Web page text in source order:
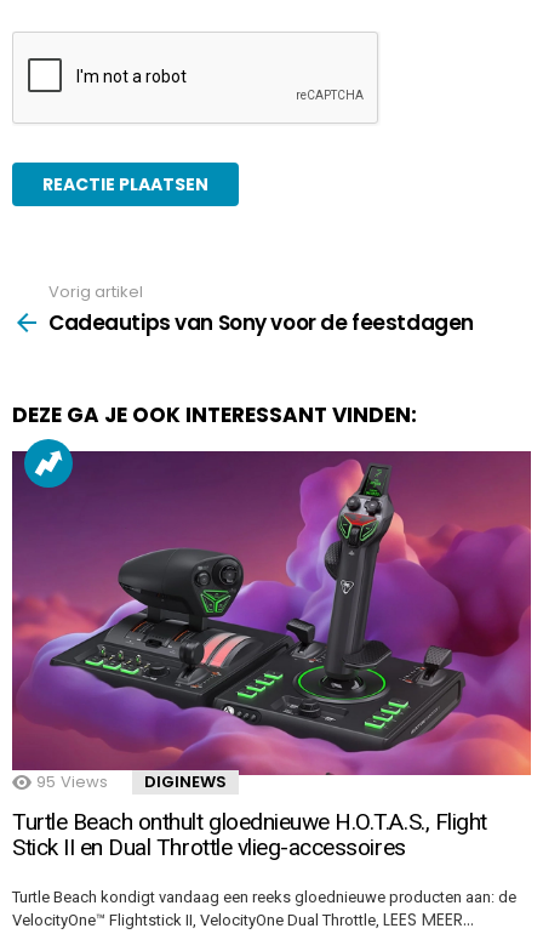
more
Vorig artikel
Cadeautips van Sony voor de feestdagen
DEZE GA JE OOK INTERESSANT VINDEN:
95 Views DIGINEWS
Turtle Beach onthult gloednieuwe H.O.T.A.S., Flight
Stick II en Dual Throttle vlieg-accessoires
Turtle Beach kondigt vandaag een reeks gloednieuwe producten aan: de
VelocityOne™ Flightstick II, VelocityOne Dual Throttle, LEES MEER…